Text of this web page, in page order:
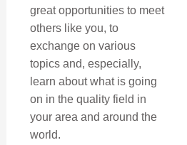
great opportunities to meet
others like you, to
exchange on various
topics and, especially,
learn about what is going
on in the quality field in
your area and around the
world.